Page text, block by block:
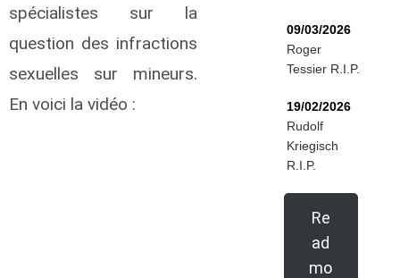
spécialistes sur la
question des infractions
sexuelles sur mineurs.
En voici la vidéo :
09/03/2026
Roger
Tessier R.I.P.
19/02/2026
Rudolf
Kriegisch
R.I.P.
Re
ad
mo